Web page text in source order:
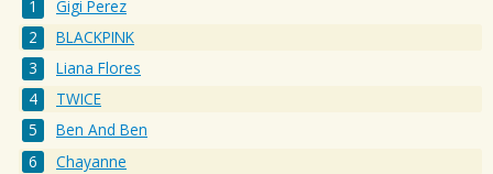
Gigi Perez
BLACKPINK
Liana Flores
TWICE
Ben And Ben
Chayanne